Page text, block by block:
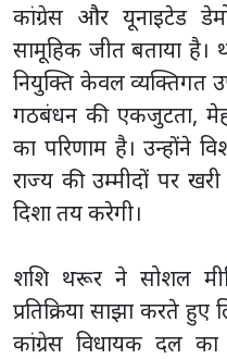
कांग्रेस और यूनाइटेड
सामूहिक जीत बताया
नियुक्ति केवल व्यक्तिगत
गठबंधन की एकजुटता,
का परिणाम है। उन्होंने
राज्य की उम्मीदों पर
दिशा तय करेगी।
शशि थरूर ने सोशल
प्रतिक्रिया साझा करते
कांग्रेस विधायक दल